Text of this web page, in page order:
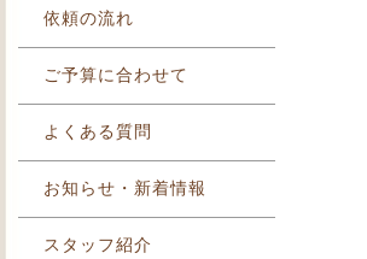
依頼の流れ
ご予算に合わせて
よくある質問
お知らせ・新着情報
スタッフ紹介